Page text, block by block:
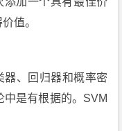
值。
器、回归器和概率密
是有根据的。SVM